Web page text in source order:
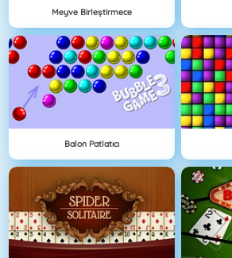
Meyve Birleştirmece
Balon Patlatıcı